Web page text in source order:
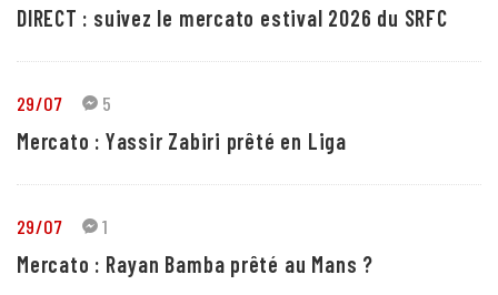
DIRECT : suivez le mercato estival 2026 du SRFC
29/07 5
Mercato : Yassir Zabiri prêté en Liga
29/07 1
Mercato : Rayan Bamba prêté au Mans ?